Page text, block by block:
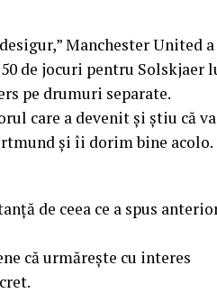
Manchester United a
de jocuri pentru Solskjaer
pe drumuri separate.
care a devenit și știu că va
și îi dorim bine acolo.
de ceea ce a spus
că urmărește cu interes